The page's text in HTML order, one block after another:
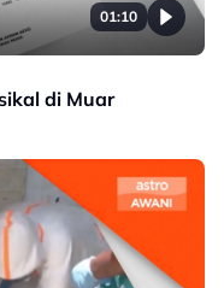
01:10
di Muar